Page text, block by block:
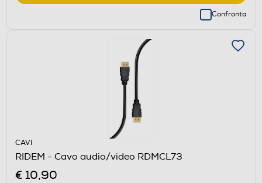
Confronta
CAVI
RIDEM - Cavo audio/video RDMCL73
€ 10,90